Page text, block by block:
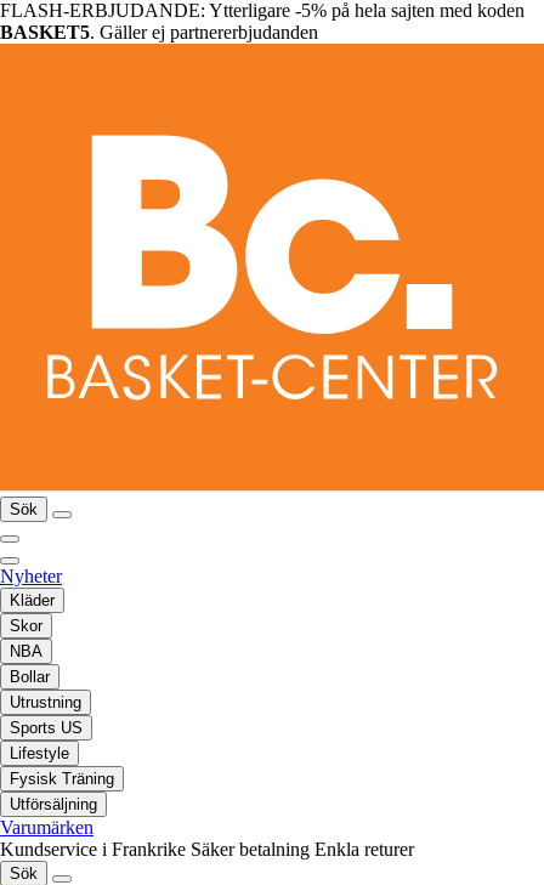
FLASH-ERBJUDANDE: Ytterligare -5% på hela sajten med koden
BASKET5. Gäller ej partnererbjudanden
Sök
Nyheter
Kläder
Skor
NBA
Bollar
Utrustning
Sports US
Lifestyle
Fysisk Träning
Utförsäljning
Varumärken
Kundservice i Frankrike Säker betalning Enkla returer
Sök